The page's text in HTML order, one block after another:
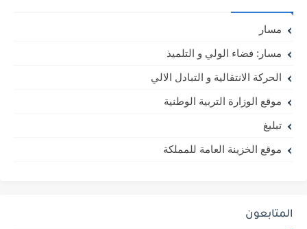
مسار
مسار: فضاء الولي و التلميذ
الحركة الانتقالية و التبادل الالي
موقع الوزارة التربية الوطنية
تبليغ
موقع الخزينة العامة للمملكة
المتابعون